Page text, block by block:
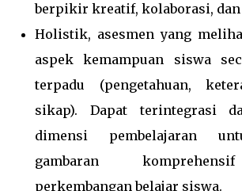
berpikir kreatif, kolaborasi,
Holistik, asesmen yang
aspek kemampuan siswa
terpadu (pengetahuan,
sikap). Dapat terintegrasi
dimensi pembelajaran
gambaran
perkembangan belajar siswa.